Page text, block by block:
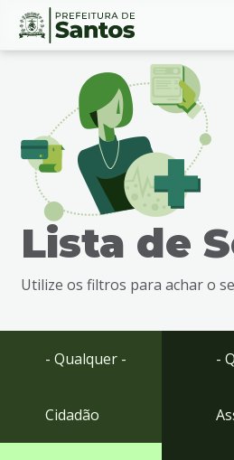
Ir
busca
Ir
Conteúdo
Lista de
Utilize os filtros para achar o
- Qualquer -
Cidadão
-